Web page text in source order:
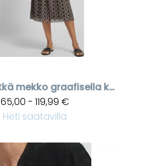
Pitkä mekko graafisella kuviolla
65,00 - 119,99 €
Heti saatavilla